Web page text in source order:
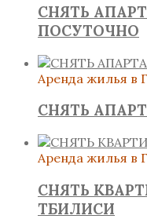
СНЯТЬ
ПОСУТОЧНО
Аренда жилья в
СНЯТЬ
Аренда жилья в
СНЯТЬ
ТБИЛИСИ